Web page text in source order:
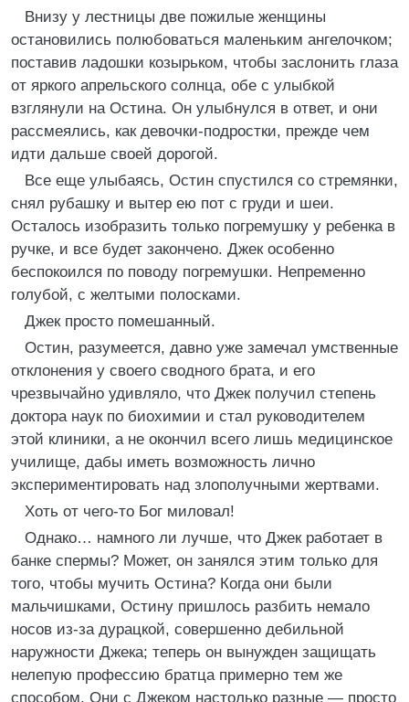
Внизу у лестницы две пожилые женщины
остановились полюбоваться маленьким ангелочком;
поставив ладошки козырьком, чтобы заслонить глаза
от яркого апрельского солнца, обе с улыбкой
взглянули на Остина. Он улыбнулся в ответ, и они
рассмеялись, как девочки-подростки, прежде чем
идти дальше своей дорогой.
Все еще улыбаясь, Остин спустился со стремянки,
снял рубашку и вытер ею пот с груди и шеи.
Осталось изобразить только погремушку у ребенка в
ручке, и все будет закончено. Джек особенно
беспокоился по поводу погремушки. Непременно
голубой, с желтыми полосками.
Джек просто помешанный.
Остин, разумеется, давно уже замечал умственные
отклонения у своего сводного брата, и его
чрезвычайно удивляло, что Джек получил степень
доктора наук по биохимии и стал руководителем
этой клиники, а не окончил всего лишь медицинское
училище, дабы иметь возможность лично
экспериментировать над злополучными жертвами.
Хоть от чего-то Бог миловал!
Однако… намного ли лучше, что Джек работает в
банке спермы? Может, он занялся этим только для
того, чтобы мучить Остина? Когда они были
мальчишками, Остину пришлось разбить немало
носов из-за дурацкой, совершенно дебильной
наружности Джека; теперь он вынужден защищать
нелепую профессию братца примерно тем же
способом. Они с Джеком настолько разные — просто